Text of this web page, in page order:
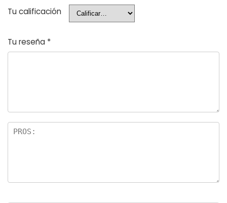
Tu calificación
Tu reseña *